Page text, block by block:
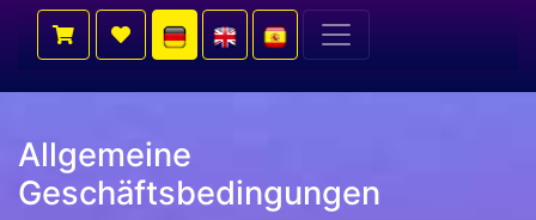
Allgemeine
Geschäftsbedingungen